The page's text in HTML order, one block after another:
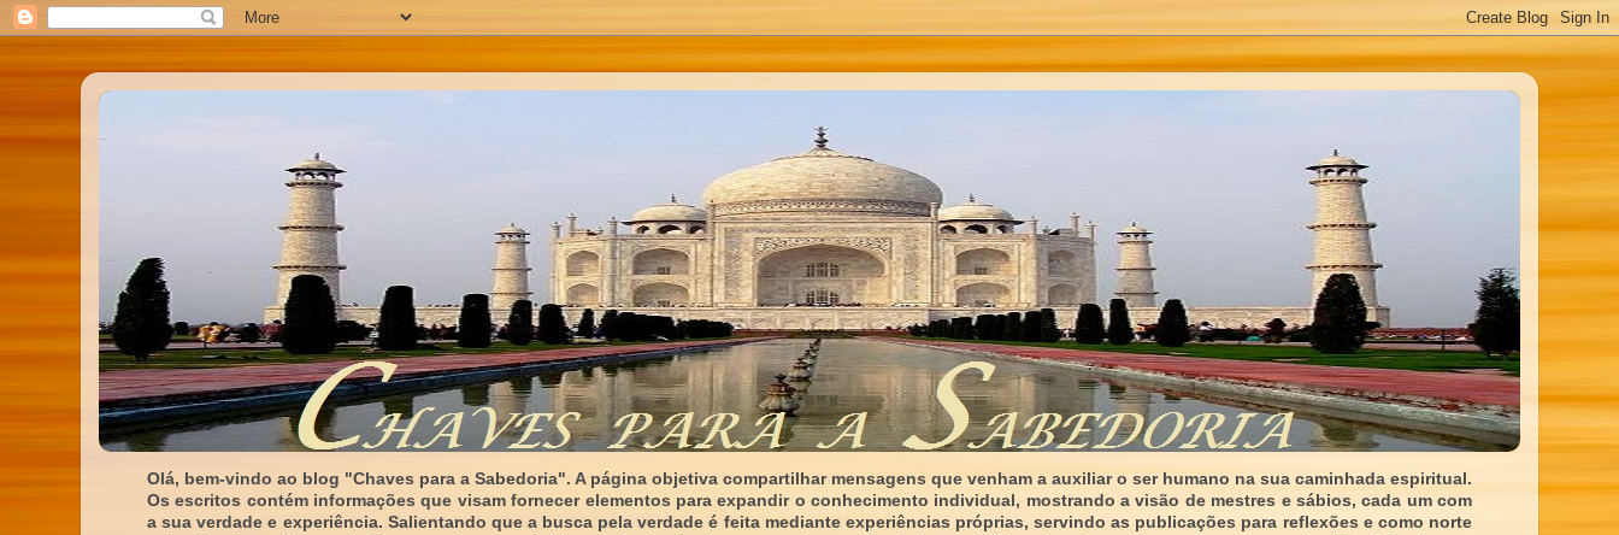
Olá, bem-vindo ao blog "Chaves para a Sabedoria". A página objetiva compartilhar mensagens que venham a auxiliar o ser humano na sua caminhada espiritual.
Os escritos contém informações que visam fornecer elementos para expandir o conhecimento individual, mostrando a visão de mestres e sábios, cada um com
a sua verdade e experiência. Salientando que a busca pela verdade é feita mediante experiências próprias, servindo as publicações para reflexões e como norte